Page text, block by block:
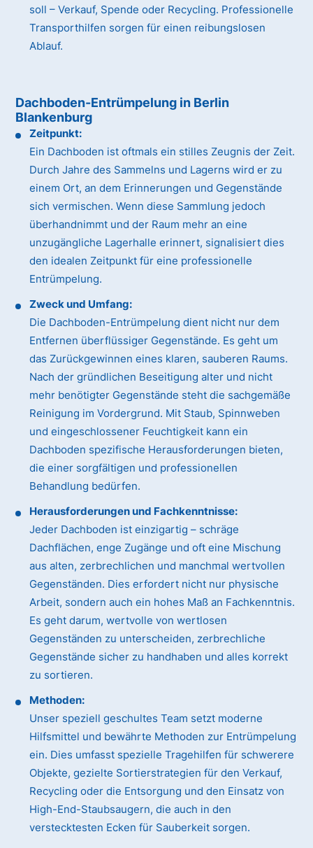
soll – Verkauf, Spende oder Recycling. Professionelle
Transporthilfen sorgen für einen reibungslosen
Ablauf.
Dachboden-Entrümpelung in Berlin
Blankenburg
Zeitpunkt:
Ein Dachboden ist oftmals ein stilles Zeugnis der Zeit.
Durch Jahre des Sammelns und Lagerns wird er zu
einem Ort, an dem Erinnerungen und Gegenstände
sich vermischen. Wenn diese Sammlung jedoch
überhandnimmt und der Raum mehr an eine
unzugängliche Lagerhalle erinnert, signalisiert dies
den idealen Zeitpunkt für eine professionelle
Entrümpelung.
Zweck und Umfang:
Die Dachboden-Entrümpelung dient nicht nur dem
Entfernen überflüssiger Gegenstände. Es geht um
das Zurückgewinnen eines klaren, sauberen Raums.
Nach der gründlichen Beseitigung alter und nicht
mehr benötigter Gegenstände steht die sachgemäße
Reinigung im Vordergrund. Mit Staub, Spinnweben
und eingeschlossener Feuchtigkeit kann ein
Dachboden spezifische Herausforderungen bieten,
die einer sorgfältigen und professionellen
Behandlung bedürfen.
Herausforderungen und Fachkenntnisse:
Jeder Dachboden ist einzigartig – schräge
Dachflächen, enge Zugänge und oft eine Mischung
aus alten, zerbrechlichen und manchmal wertvollen
Gegenständen. Dies erfordert nicht nur physische
Arbeit, sondern auch ein hohes Maß an Fachkenntnis.
Es geht darum, wertvolle von wertlosen
Gegenständen zu unterscheiden, zerbrechliche
Gegenstände sicher zu handhaben und alles korrekt
zu sortieren.
Methoden:
Unser speziell geschultes Team setzt moderne
Hilfsmittel und bewährte Methoden zur Entrümpelung
ein. Dies umfasst spezielle Tragehilfen für schwerere
Objekte, gezielte Sortierstrategien für den Verkauf,
Recycling oder die Entsorgung und den Einsatz von
High-End-Staubsaugern, die auch in den
verstecktesten Ecken für Sauberkeit sorgen.